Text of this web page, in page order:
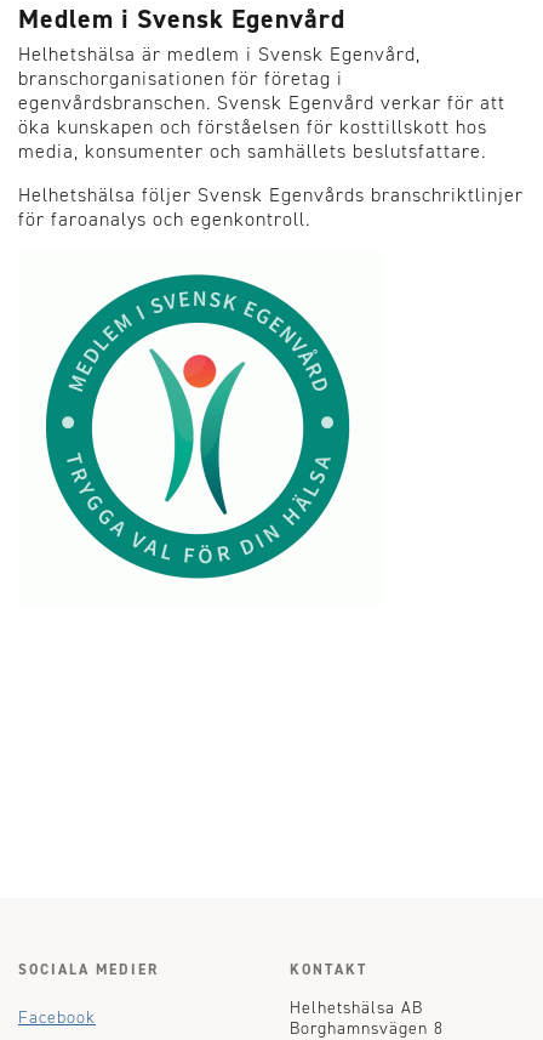
Medlem i Svensk Egenvård
Helhetshälsa är medlem i Svensk Egenvård,
branschorganisationen för företag i
egenvårdsbranschen. Svensk Egenvård verkar för att
öka kunskapen och förståelsen för kosttillskott hos
media, konsumenter och samhällets beslutsfattare.
Helhetshälsa följer Svensk Egenvårds branschriktlinjer
för faroanalys och egenkontroll.
SOCIALA MEDIER
Facebook
KONTAKT
Helhetshälsa AB
Borghamnsvägen 8